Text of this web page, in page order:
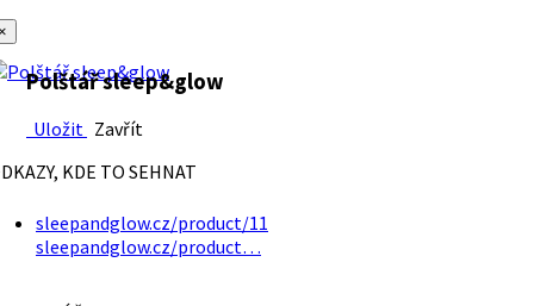
Polštář sleep&glow
Uložit Zavřít
KDE TO SEHNAT
sleepandglow.cz/product/11
sleepandglow.cz/product…